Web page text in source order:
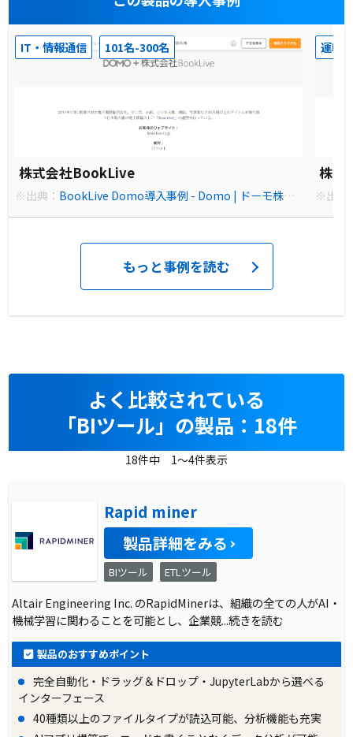
IT・情報通信 101名-300名
株式会社BookLive
※出典： BookLive Domo導入事例 - Domo | ドーモ株式
運輸
株式
※出典
もっと事例を読む
よく比較されている
「BIツール」の製品：18件
18件中 1～4件表示
Rapid miner
製品詳細をみる
BIツール ETLツール
Altair Engineering Inc. のRapidMinerは、組織の全ての人がAI・
機械学習に関わることを可能とし、企業競...続きを読む
製品のおすすめポイント
完全自動化・ドラッグ＆ドロップ・JupyterLabから選べる
インターフェース
40種類以上のファイルタイプが読込可能、分析機能も充実